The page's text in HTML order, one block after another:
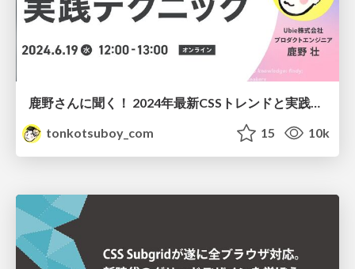
鹿野さんに聞く！ 2024年最新CSSトレンドと実践テクニック
tonkotsuboy_com
15 10k